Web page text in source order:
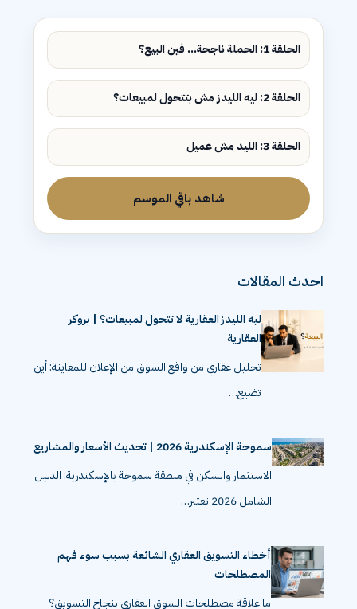
الحلقة 1: الحملة ناجحة... فين البيع؟
الحلقة 2: ليه الليدز مش بتتحول لمبيعات؟
الحلقة 3: الليد مش عميل
شاهد باقي الموسم
احدث المقالات
ليه الليدز العقارية لا تتحول لمبيعات؟ | بروكر
العقارية
تحليل عقاري من واقع السوق من الإعلان للمعاينة: أين
تضيع…
سموحة الإسكندرية 2026 | تحديث الأسعار والمشاريع
الاستثمار والسكن في منطقة سموحة بالإسكندرية: الدليل
الشامل 2026 تعتبر…
أخطاء التسويق العقاري الشائعة بسبب سوء فهم
المصطلحات
ما علاقة مصطلحات السوق العقاري بنجاح التسويق؟